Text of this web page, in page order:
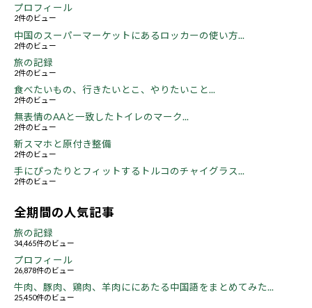
プロフィール
2件のビュー
中国のスーパーマーケットにあるロッカーの使い方...
2件のビュー
旅の記録
2件のビュー
食べたいもの、行きたいとこ、やりたいこと...
2件のビュー
無表情のAAと一致したトイレのマーク...
2件のビュー
新スマホと原付き整備
2件のビュー
手にぴったりとフィットするトルコのチャイグラス...
2件のビュー
全期間の人気記事
旅の記録
34,465件のビュー
プロフィール
26,878件のビュー
牛肉、豚肉、鶏肉、羊肉ににあたる中国語をまとめてみた...
25,450件のビュー